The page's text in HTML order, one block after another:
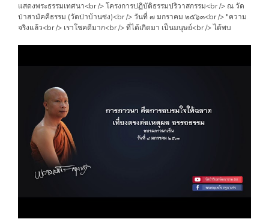
แสดงพระธรรมเทศนา<br /> โครงการปฏิบัติธรรมปริวาสกรรม<br /> ณ วัด
ป่าสามัคคีธรรม (วัดป่าบ้านซ่ง)<br /> วันที่ ๗ มกราคม ๒๕๖๓<br /> "ความ
จริงแล้ว<br /> เราโชคดีมาก<br /> ที่ได้เกิดมา เป็นมนุษย์<br /> ได้พบ